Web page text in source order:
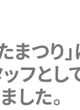
まつり
フとし
した。